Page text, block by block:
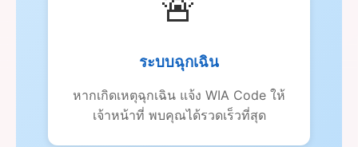
ระบบฉุกเฉิน
หากเกิดเหตุฉุกเฉิน แจ้ง WIA Code ให้
เจ้าหน้าที่ พบคุณได้รวดเร็วที่สุด